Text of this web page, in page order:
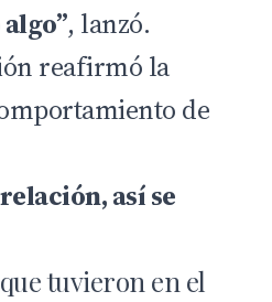
, lanzó.
reafirmó la
de
así se
tuvieron en el